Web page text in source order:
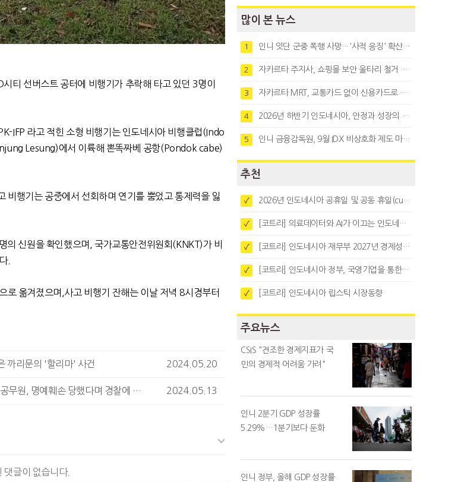
시티 선버스트 공터에 비행기가 추락해 타고 있던 3명이
PK-IFP 라고 적힌 소형 비행기는 인도네시아 비행클럽(Indo
Lesung)에서 이륙해 뽄똑짜베 공항(Pondok cabe)
비행기는 공중에서 선회하며 연기를 뿜었고 통제력을 잃
명의 신원을 확인했으며 국가교통안전위원회 (KNKT)가비
.
로 옮겨졌으며 사고 비행기 잔해는 이날 저녁 8시경부터
까리문의 '할리마' 사건 2024.05.20
한국인 유튜버에 추파 던진 인니 공무원, 명예훼손 당했다며 경찰에 고소 2024.05.13
댓글이 없습니다.
많이 본 뉴스
1 인니 잇단 군중 폭행 사망…'사적 응징' 확산에 법치 우려
2 자카르타 주지사, 쇼핑몰 보안 울타리 철거 요청…"치안 문제없다"
3 자카르타 MRT, 교통카드 없이 신용카드로 바로 탄다
4 2026년 하반기 인도네시아, 안정과 성장의 시험대
5 인니 금융감독원, 9월 IDX 비상호화 제도 마련…주식회사 전환 본격화
추천
✓ 2026년 인도네시아 공휴일 및 공동 휴일(cuti bersama)
✓ [코트라] 의료데이터와 AI가 이끄는 인도네시아 디지털 헬스케어 시장 트렌드
✓ [코트라] 인도네시아 재무부 2027년 경제성장 전망 및 목표 발표
✓ [코트라] 인도네시아 정부, 국영기업을 통한 석탄·팜유·합금철 수출 중앙집중화 추진
✓ [코트라] 인도네시아 립스틱 시장동향
주요뉴스
CSIS "견조한 경제지표가 국
민의 경제적 어려움 가려"
인니 2분기 GDP 성장률
5.29%…1분기보다 둔화
인니 정부, 올해 GDP 성장률